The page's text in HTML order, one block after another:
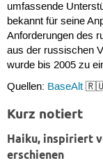
umfassende
bekannt für seine
Anforderungen des
aus der russischen
wurde bis 2005 zu
Quellen: BaseAlt
Kurz notiert
Haiku, inspiriert
erschienen